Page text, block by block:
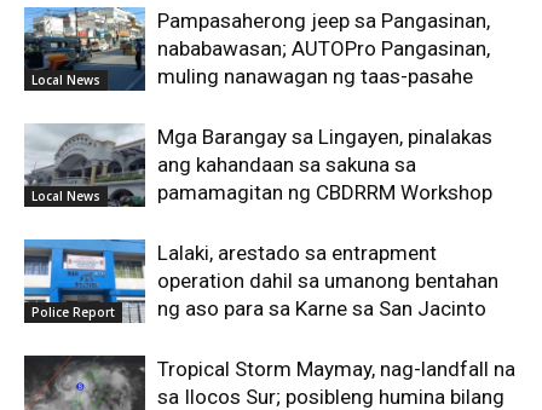
Local News
Pampasaherong jeep sa Pangasinan,
nababawasan; AUTOPro Pangasinan,
muling nanawagan ng taas-pasahe
Local News
Mga Barangay sa Lingayen, pinalakas
ang kahandaan sa sakuna sa
pamamagitan ng CBDRRM Workshop
Police Report
Lalaki, arestado sa entrapment
operation dahil sa umanong bentahan
ng aso para sa Karne sa San Jacinto
Tropical Storm Maymay, nag-landfall na
sa Ilocos Sur; posibleng humina bilang